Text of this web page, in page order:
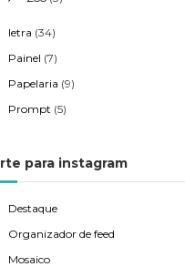
letra (34)
Painel (7)
Papelaria (9)
Prompt (5)
para instagram
Destaque
Organizador de feed
Mosaico